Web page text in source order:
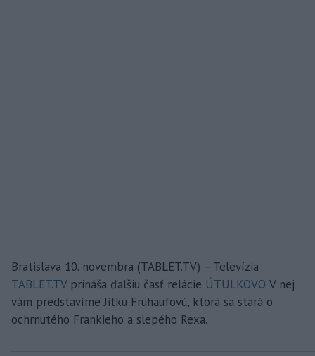
Bratislava 10. novembra (TABLET.TV) – Televízia
TABLET.TVprináša ďalšiu časť relácie ÚTULKOVO. V nej
vám predstavíme Jitku Frühaufovú, ktorá sa stará o
ochrnutého Frankieho a slepého Rexa.